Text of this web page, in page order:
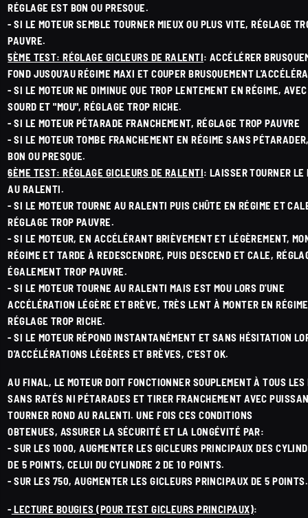
RÉGLAGE EST BON OU PRESQUE.
- SI LE MOTEUR SEMBLE TOURNER MIEUX OU PLUS VITE, RÉGLAGE
PAUVRE.
5ÈME TEST: RÉGLAGE GICLEURS DE RALENTI: ACCÉLÉRER
FOND JUSQU'AU RÉGIME MAXI ET COUPER BRUSQUEMENT
- SI LE MOTEUR NE DIMINUE QUE TROP LENTEMENT EN RÉGIME,
SOURD ET "MOU", RÉGLAGE TROP RICHE.
- SI LE MOTEUR PÉTARADE FRANCHEMENT, RÉGLAGE TROP PAUVRE
- SI LE MOTEUR TOMBE FRANCHEMENT EN RÉGIME SANS
BON OU PRESQUE.
6ÈME TEST: RÉGLAGE GICLEURS DE RALENTI: LAISSER TOURNER LE
AU RALENTI.
- SI LE MOTEUR TOURNE AU RALENTI PUIS CHÛTE EN RÉGIME ET
RÉGLAGE TROP PAUVRE.
- SI LE MOTEUR, EN ACCÉLÉRANT BRIÈVEMENT ET LÉGÈREMENT,
RÉGIME ET TARDE À REDESCENDRE, PUIS DESCEND ET CALE,
ÉGALEMENT TROP PAUVRE.
- SI LE MOTEUR TOURNE AU RALENTI MAIS EST MOU LORS D'UNE
ACCÉLÉRATION LÉGÈRE ET BRÈVE, TRÈS LENT À MONTER EN
RÉGLAGE TROP RICHE.
- SI LE MOTEUR RÉPOND INSTANTANÉMENT ET SANS HÉSITATION
D'ACCÉLÉRATIONS LÉGÈRES ET BRÈVES, C'EST OK.
AU FINAL, LE MOTEUR DOIT FONCTIONNER SOUPLEMENT À TOUS LES
SANS RATÉS NI PÉTARADES ET TIRER FRANCHEMENT AVEC
TOURNER ROND AU RALENTI. UNE FOIS CES CONDITIONS
OBTENUES, ASSURER LA SÉCURITÉ ET LA LONGÉVITÉ PAR:
- SUR LES 1000, AUGMENTER LES GICLEURS PRINCIPAUX DES
DE 5 POINTS, CELUI DU CYLINDRE 2 DE 10 POINTS.
- SUR LES 750, AUGMENTER LES GICLEURS PRINCIPAUX DE 5 POINTS.
- LECTURE BOUGIES (POUR TEST GICLEURS PRINCIPAUX):